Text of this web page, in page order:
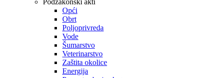
Podzakonski akti
Opći
Obrt
Poljoprivreda
Vode
Šumarstvo
Veterinarstvo
Zaštita okolice
Energija